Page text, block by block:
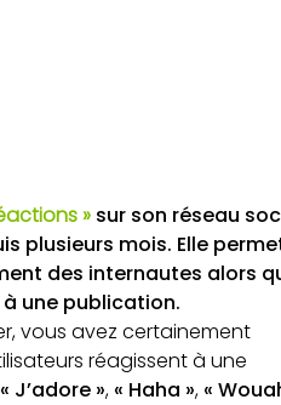
» sur son réseau
plusieurs mois. Elle
des internautes alors
une publication.
vous avez certainement
réagissent à une
« J’adore », « Haha », «